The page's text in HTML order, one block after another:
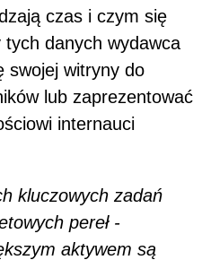
czas i czym się
danych wydawca
swojej witryny do
lub zaprezentować
internauci
kluczowych zadań
pereł -
aktywem są